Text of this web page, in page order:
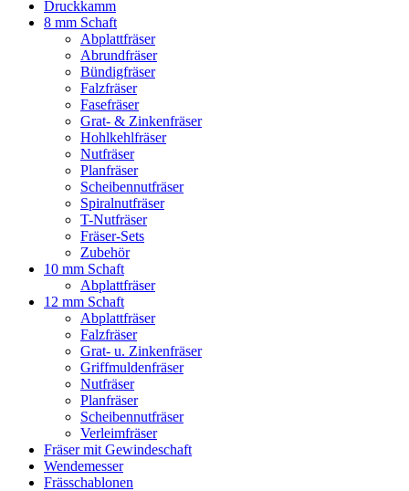
Druckkamm
8 mm Schaft
Abplattfräser
Abrundfräser
Bündigfräser
Falzfräser
Fasefräser
Grat- & Zinkenfräser
Hohlkehlfräser
Nutfräser
Planfräser
Scheibennutfräser
Spiralnutfräser
T-Nutfräser
Fräser-Sets
Zubehör
10 mm Schaft
Abplattfräser
12 mm Schaft
Abplattfräser
Falzfräser
Grat- u. Zinkenfräser
Griffmuldenfräser
Nutfräser
Planfräser
Scheibennutfräser
Verleimfräser
Fräser mit Gewindeschaft
Wendemesser
Frässchablonen